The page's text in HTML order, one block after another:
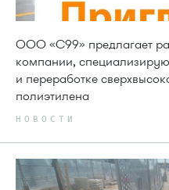
ООО «С99» предлагает
компании,
и переработке
полиэтилена
НОВОСТИ